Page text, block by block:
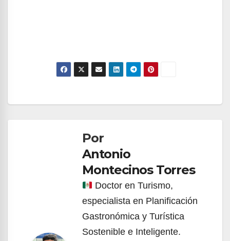
Navegación
entradasPor
Antonio
Montecinos Torres
Doctor en Turismo,
especialista en Planificación
Gastronómica y Turística
Sostenible e Inteligente.